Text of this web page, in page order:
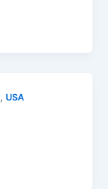
, USA